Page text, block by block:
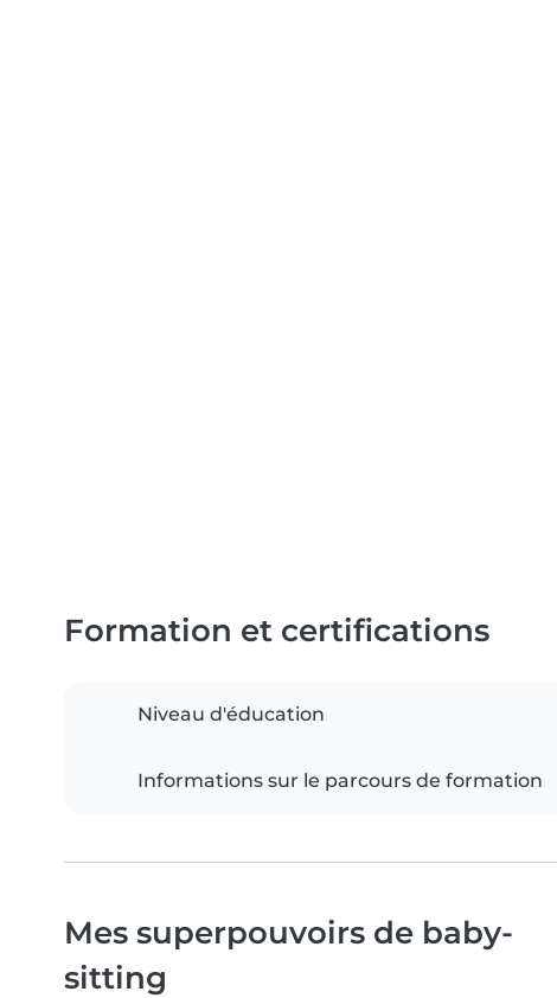
Formation et certifications
Niveau d'éducation
Informations sur le parcours de formation
Mes superpouvoirs de baby-
sitting